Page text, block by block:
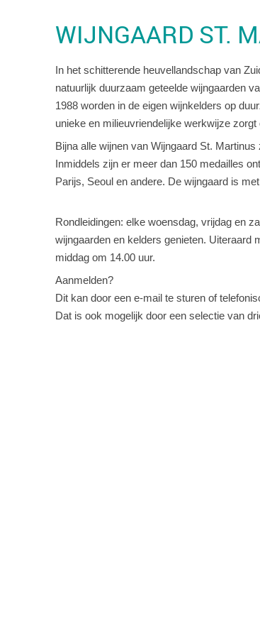
WIJNGAARD ST.
In het schitterende heuvellandschap van
natuurlijk duurzaam geteelde wijngaarden
1988 worden in de eigen wijnkelders op
unieke en milieuvriendelijke werkwijze
Bijna alle wijnen van Wijngaard St.
Inmiddels zijn er meer dan 150 medailles
Parijs, Seoul en andere. De wijngaard is
Rondleidingen: elke woensdag, vrijdag en
wijngaarden en kelders genieten. Uiteraard
middag om 14.00 uur.
Aanmelden?
Dit kan door een e-mail te sturen of
Dat is ook mogelijk door een selectie van